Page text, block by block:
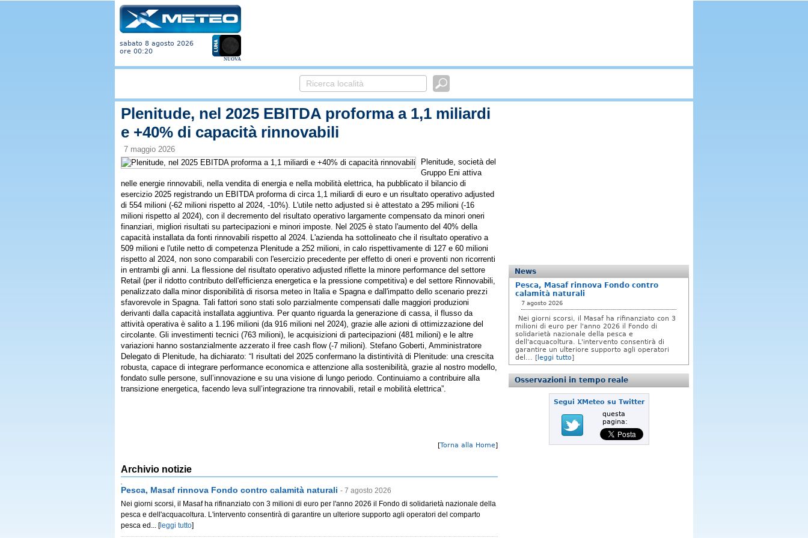
sabato 8 agosto 2026
ore 00:20
NUOVA
Plenitude, nel 2025 EBITDA proforma a 1,1 miliardi
e +40% di capacità rinnovabili
7 maggio 2026
Plenitude, società del
Gruppo Eni attiva
nelle energie rinnovabili, nella vendita di energia e nella mobilità elettrica, ha pubblicato il bilancio di
esercizio 2025 registrando un EBITDA proforma di circa 1,1 miliardi di euro e un risultato operativo adjusted
di 554 milioni (-62 milioni rispetto al 2024, -10%). L'utile netto adjusted si è attestato a 295 milioni (-16
milioni rispetto al 2024), con il decremento del risultato operativo largamente compensato da minori oneri
finanziari, migliori risultati su partecipazioni e minori imposte. Nel 2025 è stato l'aumento del 40% della
capacità installata da fonti rinnovabili rispetto al 2024. L'azienda ha sottolineato che il risultato operativo a
509 milioni e l'utile netto di competenza Plenitude a 252 milioni, in calo rispettivamente di 127 e 60 milioni
rispetto al 2024, non sono comparabili con l'esercizio precedente per effetto di oneri e proventi non ricorrenti
in entrambi gli anni. La flessione del risultato operativo adjusted riflette la minore performance del settore
Retail (per il ridotto contributo dell'efficienza energetica e la pressione competitiva) e del settore Rinnovabili,
penalizzato dalla minor disponibilità di risorsa meteo in Italia e Spagna e dall'impatto dello scenario prezzi
sfavorevole in Spagna. Tali fattori sono stati solo parzialmente compensati dalle maggiori produzioni
derivanti dalla capacità installata aggiuntiva. Per quanto riguarda la generazione di cassa, il flusso da
attività operativa è salito a 1.196 milioni (da 916 milioni nel 2024), grazie alle azioni di ottimizzazione del
circolante. Gli investimenti tecnici (763 milioni), le acquisizioni di partecipazioni (481 milioni) e le altre
variazioni hanno sostanzialmente azzerato il free cash flow (-7 milioni). Stefano Goberti, Amministratore
Delegato di Plenitude, ha dichiarato: “I risultati del 2025 confermano la distintività di Plenitude: una crescita
robusta, capace di integrare performance economica e attenzione alla sostenibilità, grazie al nostro modello,
fondato sulle persone, sull’innovazione e su una visione di lungo periodo. Continuiamo a contribuire alla
transizione energetica, facendo leva sull’integrazione tra rinnovabili, retail e mobilità elettrica”.
[Torna alla Home]
Archivio notizie
Pesca, Masaf rinnova Fondo contro calamità naturali - 7 agosto 2026
Nei giorni scorsi, il Masaf ha rifinanziato con 3 milioni di euro per l'anno 2026 il Fondo di solidarietà nazionale della
pesca e dell'acquacoltura. L'intervento consentirà di garantire un ulteriore supporto agli operatori del comparto
pesca ed... [leggi tutto]
News
Pesca, Masaf rinnova Fondo contro
calamità naturali
7 agosto 2026
Nei giorni scorsi, il Masaf ha rifinanziato con 3
milioni di euro per l'anno 2026 il Fondo di
solidarietà nazionale della pesca e
dell'acquacoltura. L'intervento consentirà di
garantire un ulteriore supporto agli operatori
del... [ leggi tutto]
Osservazioni in tempo reale
Segui XMeteo su Twitter
questa
pagina: